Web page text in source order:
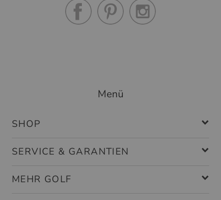
Menü
SHOP
SERVICE & GARANTIEN
MEHR GOLF